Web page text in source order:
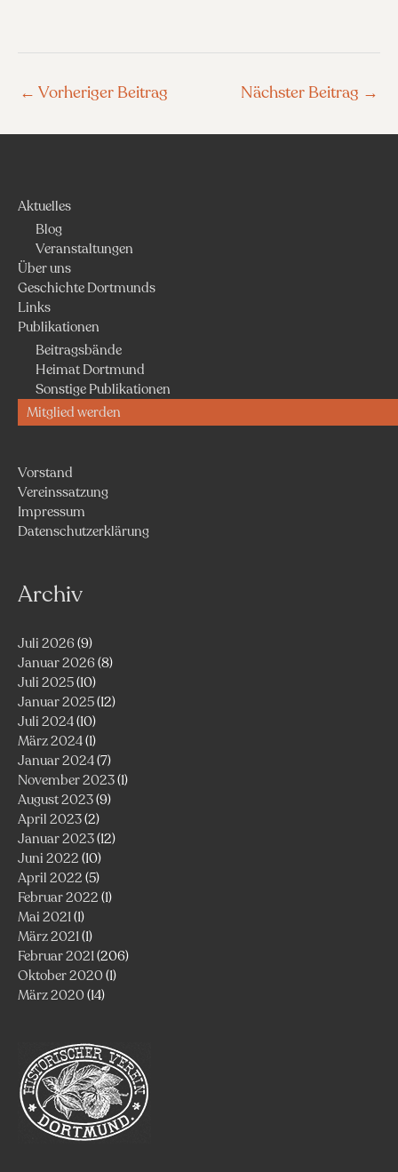
← Vorheriger Beitrag Nächster Beitrag →
Aktuelles
Blog
Veranstaltungen
Über uns
Geschichte Dortmunds
Links
Publikationen
Beitragsbände
Heimat Dortmund
Sonstige Publikationen
Mitglied werden
Vorstand
Vereinssatzung
Impressum
Datenschutzerklärung
Archiv
Juli 2026(9)
Januar 2026(8)
Juli 2025(10)
Januar 2025(12)
Juli 2024(10)
März 2024(1)
Januar 2024(7)
November 2023(1)
August 2023(9)
April 2023(2)
Januar 2023(12)
Juni 2022 (10)
April 2022 (5)
Februar 2022 (1)
Mai 2021(1)
März 2021(1)
Februar 2021(206)
Oktober 2020(1)
März 2020(14)